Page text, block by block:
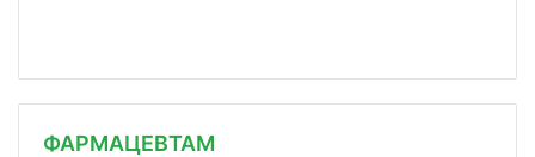
ФАРМАЦЕВТАМ